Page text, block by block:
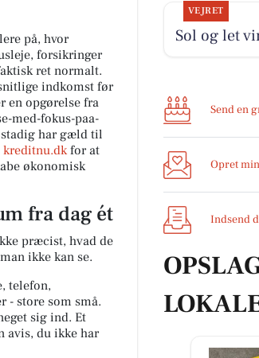
på, hvor
forsikringer
ret normalt.
indkomst før
en opgørelse fra
med-fokus-paa-
har gæld til
kreditnu.dkfor at
økonomisk
fra dag ét
præcist, hvad de
ikke kan se.
telefon,
- store som små.
sig ind. Et
avis, du ikke har
VEJRET
Sol og let
Send en
Opret
Indsend